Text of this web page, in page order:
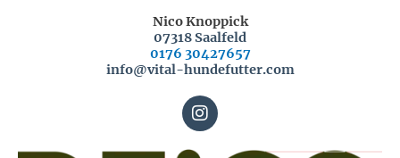
Nico Knoppick
07318 Saalfeld
0176 30427657
info@vital-hundefutter.com
I
n